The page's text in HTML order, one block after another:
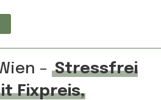
– Stressfrei
Fixpreis,